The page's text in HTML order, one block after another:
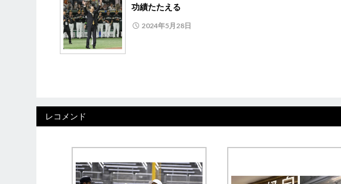
功績たたえる
2024年5月28日
レコメンド